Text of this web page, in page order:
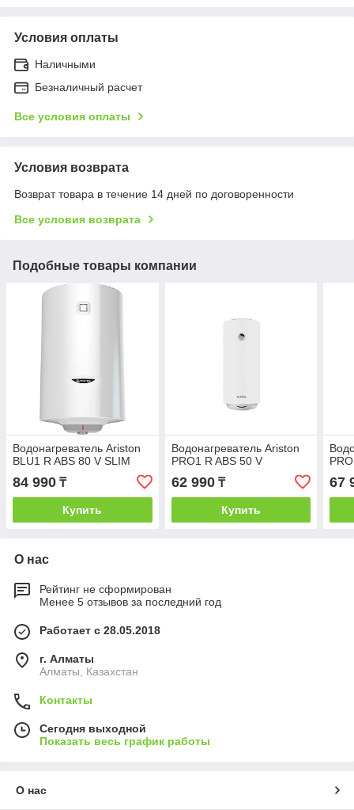
Условия оплаты
Наличными
Безналичный расчет
Все условия оплаты
Условия возврата
Возврат товара в течение 14 дней по договоренности
Все условия возврата
Подобные товары компании
Водонагреватель Ariston
BLU1 R ABS 80 V SLIM
84 990 ₸
Купить
Водонагреватель Ariston
PRO1 R ABS 50 V
62 990₸
Купить
67
О нас
Рейтинг не сформирован
Менее 5 отзывов за последний год
Работает с 28.05.2018
г. Алматы
Алматы, Казахстан
Контакты
Сегодня выходной
Показать весь график работы
О нас